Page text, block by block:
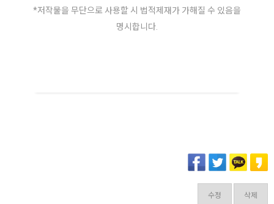
*저작물을 무단으로 사용할 시 법적제재가 가해질 수 있음을
명시합니다.
수정 삭제